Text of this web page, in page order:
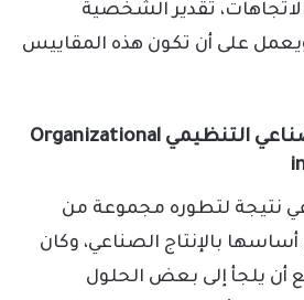
تقدير الشخصية
على أن تكون هذه المقاييس
5-2. علم النفس الصناعي التنظيمي Organizational
نتيجة لتطوره مجموعة من
بالإنتاج الصناعي، وكان
أن يلجأ إلى بعض الحلول